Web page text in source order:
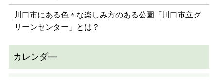
川口市にある色々な楽しみ方のある公園「川口市立グ
リーンセンター」とは？